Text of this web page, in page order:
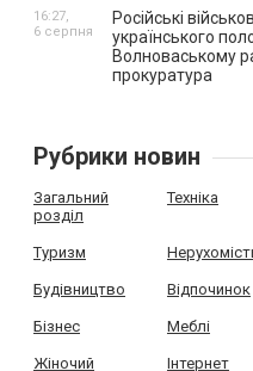
Російські
українського
Волноваському
прокуратура
16:27,
6 серпня
Рубрики новин
Загальний
розділ
Техніка
Туризм
Будівництво Відпочинок
Бізнес Меблі
Жіночий
Інтернет